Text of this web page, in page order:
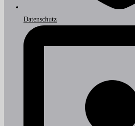
Datenschutz